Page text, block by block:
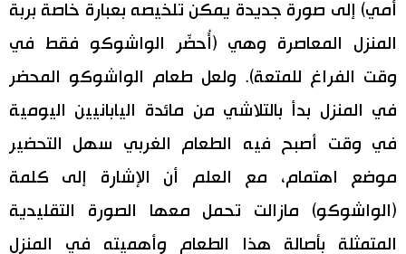
أمي) إلى صورة جديدة يمكن تلخيصه بعبارة خاصة بربة
المنزل المعاصرة وهي (أُحضّر الواشوكو فقط في
وقت الفراغ للمتعة). ولعل طعام الواشوكو المحضر
في المنزل بدأ بالتلاشي من مائدة اليابانيين اليومية
في وقت أصبح فيه الطعام الغربي سهل التحضير
موضع اهتمام، مع العلم أن الإشارة إلى كلمة
(الواشوكو) مازالت تحمل معها الصورة التقليدية
المتمثلة بأصالة هذا الطعام وأهميته في المنزل